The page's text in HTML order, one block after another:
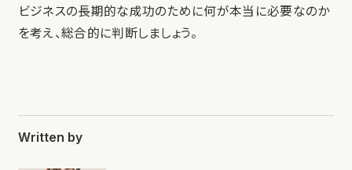
ビジネスの長期的な成功のために何が本当に必要なのか
を考え、総合的に判断しましょう。
Written by